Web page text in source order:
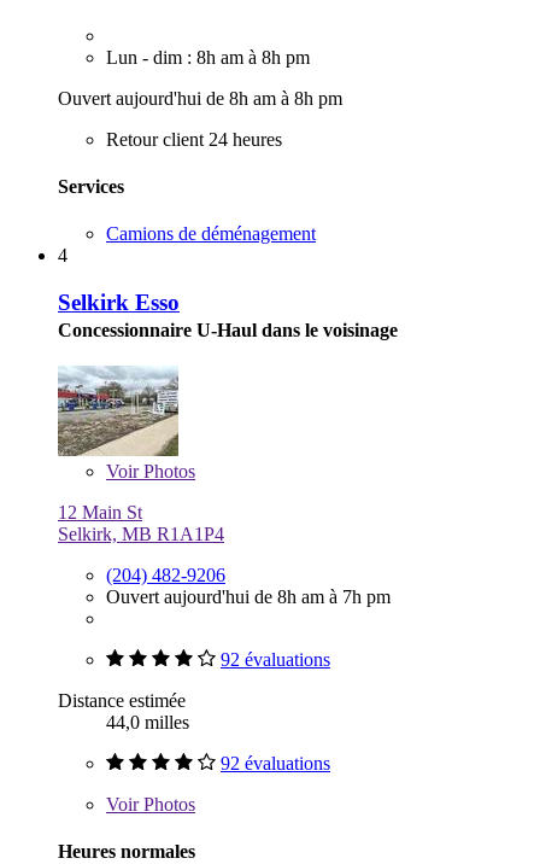
Lun - dim : 8h am à 8h pm
Ouvert aujourd'hui de 8h am à 8h pm
Retour client 24 heures
Services
Camions de déménagement
4
Selkirk Esso
Concessionnaire U-Haul dans le voisinage
VoirPhotos
12 Main St
Selkirk, MB R1A1P4
(204) 482-9206
Ouvert aujourd'hui de 8h am à 7h pm
92 évaluations
Distance estimée
44,0 milles
92 évaluations
VoirPhotos
Heures normales